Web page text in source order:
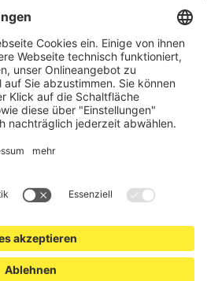
Absturzsicherungen und
organisieren und sichern
bevorraten wir ein großes
welche innerhalb von 48 Stunden
Über uns
der Vorrat reicht.
schutzzaun24.at